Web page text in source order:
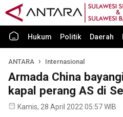
Hukum Politik Daerah
ANTARA Internasional
Armada China
kapal perang AS di
Kamis, 28 April 2022 05:57 WIB